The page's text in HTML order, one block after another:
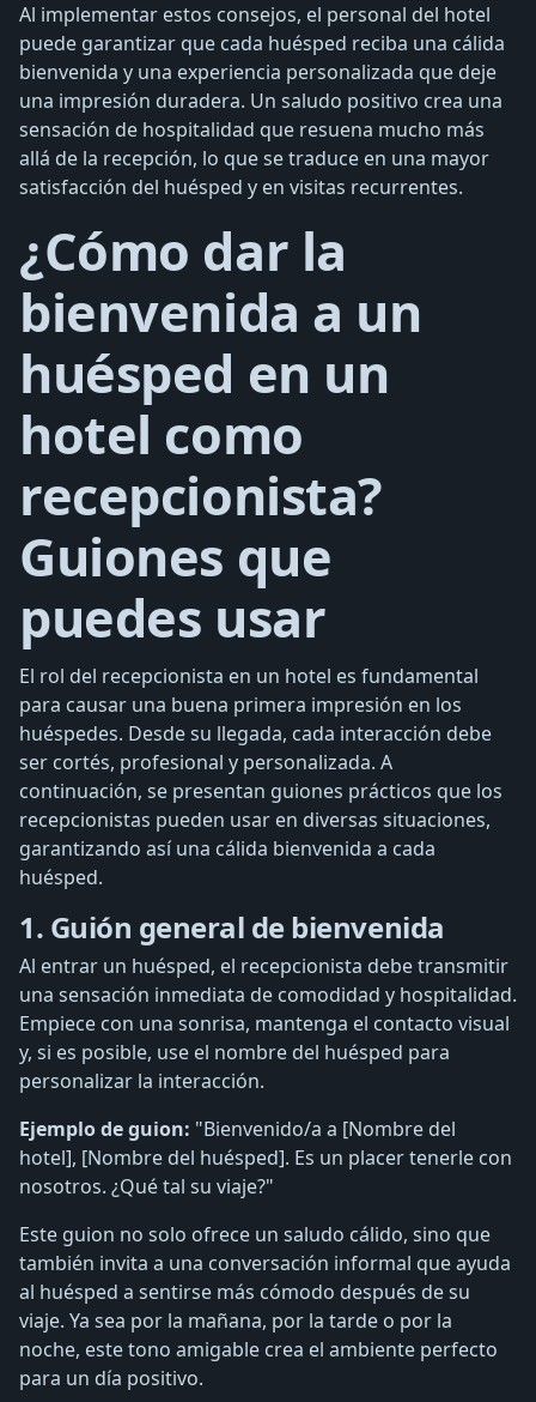
Al implementar estos consejos, el personal del hotel
puede garantizar que cada huésped reciba una cálida
bienvenida y una experiencia personalizada que deje
una impresión duradera. Un saludo positivo crea una
sensación de hospitalidad que resuena mucho más
allá de la recepción, lo que se traduce en una mayor
satisfacción del huésped y en visitas recurrentes.
¿Cómo dar la
bienvenida a un
huésped en un
hotel como
recepcionista?
Guiones que
puedes usar
El rol del recepcionista en un hotel es fundamental
para causar una buena primera impresión en los
huéspedes. Desde su llegada, cada interacción debe
ser cortés, profesional y personalizada. A
continuación, se presentan guiones prácticos que los
recepcionistas pueden usar en diversas situaciones,
garantizando así una cálida bienvenida a cada
huésped.
1. Guión general de bienvenida
Al entrar un huésped, el recepcionista debe transmitir
una sensación inmediata de comodidad y hospitalidad.
Empiece con una sonrisa, mantenga el contacto visual
y, si es posible, use el nombre del huésped para
personalizar la interacción.
Ejemplo de guion: "Bienvenido/a a [Nombre del
hotel], [Nombre del huésped]. Es un placer tenerle con
nosotros. ¿Qué tal su viaje?"
Este guion no solo ofrece un saludo cálido, sino que
también invita a una conversación informal que ayuda
al huésped a sentirse más cómodo después de su
viaje. Ya sea por la mañana, por la tarde o por la
noche, este tono amigable crea el ambiente perfecto
para un día positivo.